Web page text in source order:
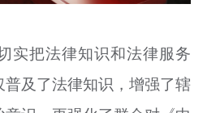
实把法律知识和法律服务
及了法律知识，增强了辖